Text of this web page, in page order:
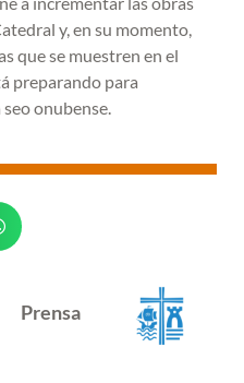
y, en su momento,
que se muestren en el
preparando para
onubense.
Prensa